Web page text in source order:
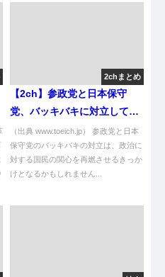
2chまとめ
【2ch】参政党と日本保守
党、バッキバキに対立してい
た… [271912485]
（出典 www.toeich.jp） 参政党と日本
保守党のバッキバキの対立は、政治に
対する国民の関心を再燃させるきっか
けとなるかもしれません...